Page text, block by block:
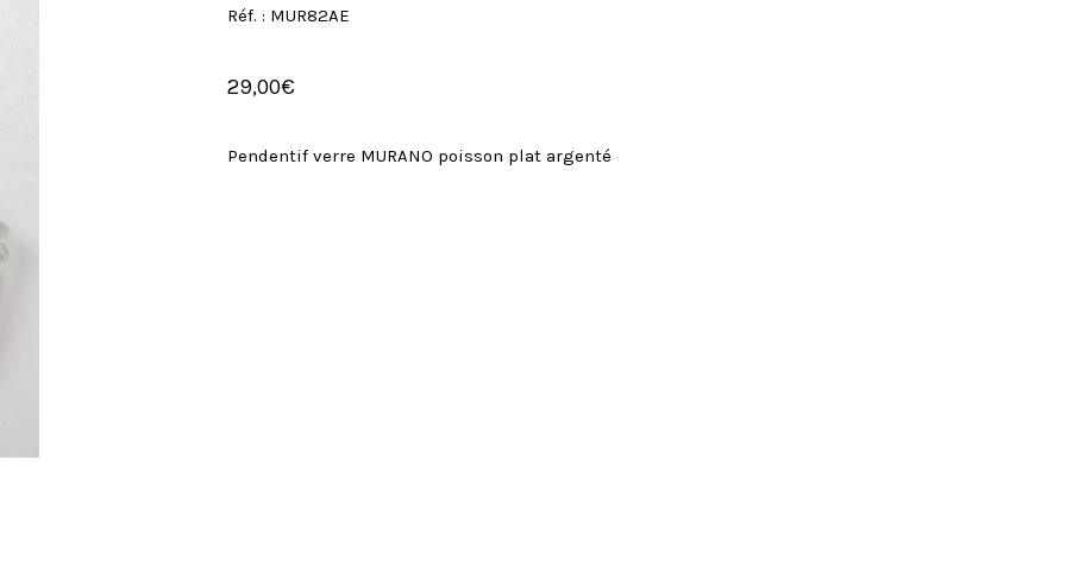
Réf. : MUR82AE
29,00€
Pendentif verre MURANO poisson plat argenté